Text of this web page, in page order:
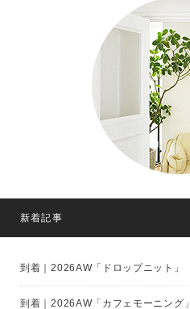
新着記事
到着｜2026AW「ドロップニット」
到着｜2026AW「カフェモーニング」